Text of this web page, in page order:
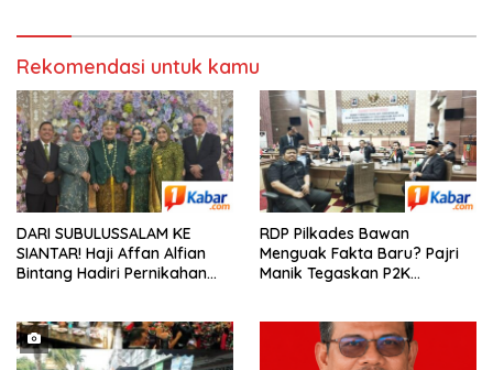
Rekomendasi untuk kamu
DARI SUBULUSSALAM KE
SIANTAR! Haji Affan Alfian
Bintang Hadiri Pernikahan
RDP Pilkades Bawan
Menguak Fakta Baru? Pajri
Manik Tegaskan P2K